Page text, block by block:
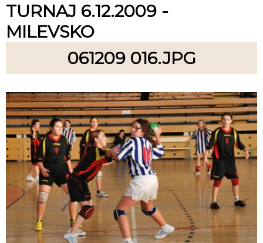
TURNAJ 6.12.2009 -
MILEVSKO
061209 016.JPG